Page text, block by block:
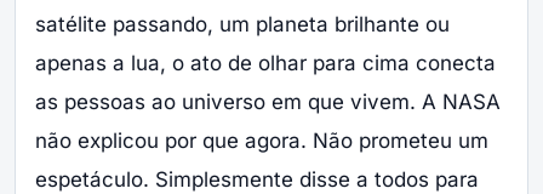
satélite passando, um planeta brilhante ou
apenas a lua, o ato de olhar para cima conecta
as pessoas ao universo em que vivem. A NASA
não explicou por que agora. Não prometeu um
espetáculo. Simplesmente disse a todos para